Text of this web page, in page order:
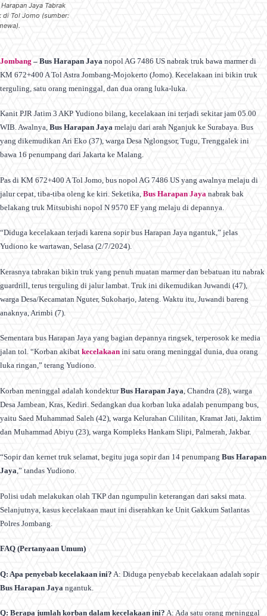
Harapan Jaya Tabrak
di Tol Jomo (sumber:
Jombang – Bus Harapan Jaya nopol AG 7486 US nabrak truk bawa marmer di
KM 672+400 A Tol Astra Jombang-Mojokerto (Jomo). Kecelakaan ini bikin truk
terguling, satu orang meninggal, dan dua orang luka-luka.
Kanit PJR Jatim 3 AKP Yudiono bilang, kecelakaan ini terjadi sekitar jam 05.00
WIB. Awalnya, Bus Harapan Jaya melaju dari arah Nganjuk ke Surabaya. Bus
yang dikemudikan Ari Eko (37), warga Desa Nglongsor, Tugu, Trenggalek ini
bawa 16 penumpang dari Jakarta ke Malang.
Pas di KM 672+400 A Tol Jomo, bus nopol AG 7486 US yang awalnya melaju di
jalur cepat, tiba-tiba oleng ke kiri. Seketika, Bus Harapan Jaya nabrak bak
belakang truk Mitsubishi nopol N 9570 EF yang melaju di depannya.
“Diduga kecelakaan terjadi karena sopir bus Harapan Jaya ngantuk,” jelas
Yudiono ke wartawan, Selasa (2/7/2024).
Kerasnya tabrakan bikin truk yang penuh muatan marmer dan bebatuan itu nabrak
guardrill, terus terguling di jalur lambat. Truk ini dikemudikan Juwandi (47),
warga Desa/Kecamatan Nguter, Sukoharjo, Jateng. Waktu itu, Juwandi bareng
anaknya, Arimbi (7).
Sementara bus Harapan Jaya yang bagian depannya ringsek, terperosok ke media
jalan tol. “Korban akibat kecelakaan ini satu orang meninggal dunia, dua orang
luka ringan,” terang Yudiono.
Korban meninggal adalah kondekturBus Harapan Jaya , Chandra (28), warga
Desa Jambean, Kras, Kediri. Sedangkan dua korban luka adalah penumpang bus,
yaitu Saed Muhammad Saleh (42), warga Kelurahan Cililitan, Kramat Jati, Jaktim
dan Muhammad Abiyu (23), warga Kompleks Hankam Slipi, Palmerah, Jakbar.
“Sopir dan kernet truk selamat, begitu juga sopir dan 14 penumpang Bus Harapan
Jaya,” tandas Yudiono.
Polisi udah melakukan olah TKP dan ngumpulin keterangan dari saksi mata.
Selanjutnya, kasus kecelakaan maut ini diserahkan ke Unit Gakkum Satlantas
Polres Jombang.
FAQ (Pertanyaan Umum)
Q: Apa penyebab kecelakaan ini? A: Diduga penyebab kecelakaan adalah sopir
Bus Harapan Jaya ngantuk.
Q: Berapa jumlah korban dalam kecelakaan ini? A: Ada satu orang meninggal